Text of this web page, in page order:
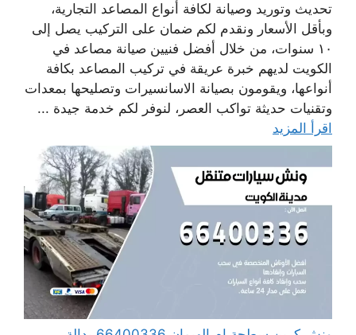
تحديث وتوريد وصيانة لكافة أنواع المصاعد التجارية،
وبأقل الأسعار ونقدم لكم ضمان على التركيب يصل إلى
١٠ سنوات، من خلال أفضل فنيين صيانة مصاعد في
الكويت لديهم خبرة عريقة في تركيب المصاعد بكافة
أنواعها، ويقومون بصيانة الاسانسيرات وتصليحها بمعدات
وتقنيات حديثة تواكب العصر، لنوفر لكم خدمة جيدة ...
اقرأ المزيد